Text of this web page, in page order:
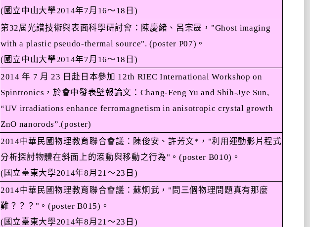
( 國立中山大學2014年7月 16～18 日 )
第32屆光譜技術與表面科學研討會：陳慶緒、呂宗晟， "Ghost imaging
with a plastic pseudo-thermal source". (poster P07) 。
( 國立中山大學2014年7月 16～18 日 )
2014年 7 月 23 日赴日本參加 12th RIEC International Workshop on
Spintronics ，於會中發表壁報論文： Chang-Feng Yu and Shih-Jye Sun,
“UV irradiations enhance ferromagnetism in anisotropic crystal growth
ZnO nanorods”.(poster)
2014中華民國物理教育聯合會議：陳俊安、許芳文* ， "利用運動影片程式
分析探討物體在斜面上的滾動與移動之行為" 。(poster B010) 。
( 國立臺東大學2014年8月 21～23 日 )
2014中華民國物理教育聯合會議：蘇炯武， " 問三個物理問題真有那麼
難？？？ " 。(poster B015) 。
( 國立臺東大學2014年8月 21～23 日 )